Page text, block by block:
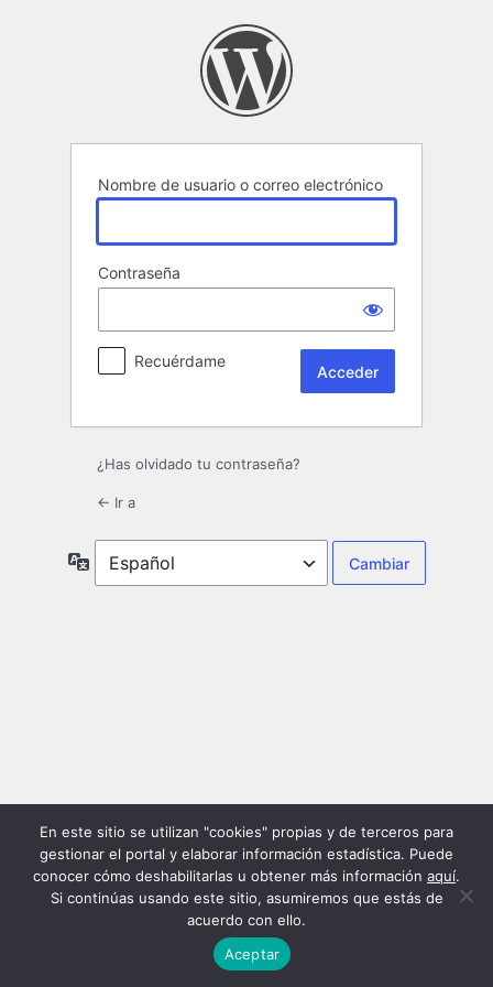
Nombre de usuario o correo electrónico
Contraseña
Recuérdame
¿Has olvidado tu contraseña?
← Ir a
Idioma
En este sitio se utilizan "cookies" propias y de terceros para
gestionar el portal y elaborar información estadística. Puede
conocer cómo deshabilitarlas u obtener más información aquí.
Si continúas usando este sitio, asumiremos que estás de
acuerdo con ello.
Aceptar